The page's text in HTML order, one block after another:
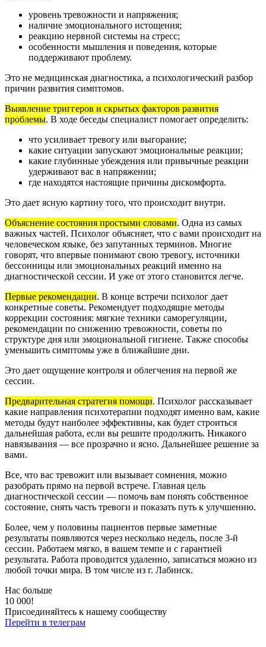
уровень тревожности и напряжения;
наличие эмоционального истощения;
реакцию нервной системы на стресс;
особенности мышления и поведения, которые
поддерживают проблему.
Это не медицинская диагностика, а психологический разбор
причин развития симптомов.
Выявление триггеров и скрытых факторов развития
проблемы. В ходе беседы специалист помогает определить:
что усиливает тревогу или выгорание;
какие ситуации запускают эмоциональные реакции;
какие глубинные убеждения или привычные реакции
удерживают вас в напряжении;
где находятся настоящие причины дискомфорта.
Это дает ясную картину того, что происходит внутри.
Объяснение состояния простыми словами. Одна из самых
важных частей. Психолог объясняет, что с вами происходит на
человеческом языке, без запутанных терминов. Многие
говорят, что впервые понимают свою тревогу, источники
бессонницы или эмоциональных реакций именно на
диагностической сессии. И уже от этого становится легче.
Первые рекомендации. В конце встречи психолог дает
конкретные советы. Рекомендует подходящие методы
коррекции состояния: мягкие техники саморегуляции,
рекомендации по снижению тревожности, советы по
структуре дня или эмоциональной гигиене. Также способы
уменьшить симптомы уже в ближайшие дни.
Это дает ощущение контроля и облегчения на первой же
сессии.
Предварительная стратегия помощи. Психолог рассказывает
какие направления психотерапии подходят именно вам, какие
методы будут наиболее эффективны, как будет строиться
дальнейшая работа, если вы решите продолжить. Никакого
навязывания — все прозрачно и ясно. Дальнейшее решение за
вами.
Все, что вас тревожит или вызывает сомнения, можно
разобрать прямо на первой встрече. Главная цель
диагностической сессии — помочь вам понять собственное
состояние, снять часть тревоги и показать путь к улучшению.
Более, чем у половины пациентов первые заметные
результаты появляются через несколько недель, после 3-й
сессии. Работаем мягко, в вашем темпе и с гарантией
результата. Работа проводится удаленно, записаться можно из
любой точки мира. В том числе из г. Лабинск.
Нас больше
10 000!
Присоединяйтесь к нашему сообществу
Перейти в телеграм